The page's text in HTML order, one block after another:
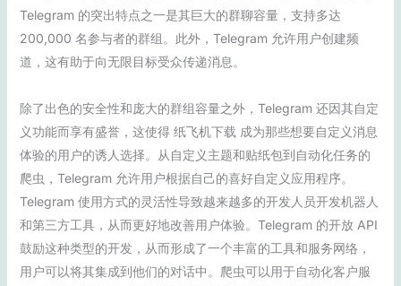
Telegram 的突出特点之一是其巨大的群聊容量，支持多达
200,000 名参与者的群组。此外，Telegram 允许用户创建频
道，这有助于向无限目标受众传递消息。
除了出色的安全性和庞大的群组容量之外，Telegram 还因其自定
义功能而享有盛誉，这使得 纸飞机下载 成为那些想要自定义消息
体验的用户的诱人选择。从自定义主题和贴纸包到自动化任务的
爬虫，Telegram 允许用户根据自己的喜好自定义应用程序。
Telegram 使用方式的灵活性导致越来越多的开发人员开发机器人
和第三方工具，从而更好地改善用户体验。Telegram 的开放 API
鼓励这种类型的开发，从而形成了一个丰富的工具和服务网络，
用户可以将其集成到他们的对话中。爬虫可以用于自动化客户服